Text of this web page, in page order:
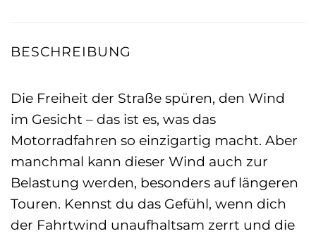
BESCHREIBUNG
Die Freiheit der Straße spüren, den Wind
im Gesicht – das ist es, was das
Motorradfahren so einzigartig macht. Aber
manchmal kann dieser Wind auch zur
Belastung werden, besonders auf längeren
Touren. Kennst du das Gefühl, wenn dich
der Fahrtwind unaufhaltsam zerrt und die